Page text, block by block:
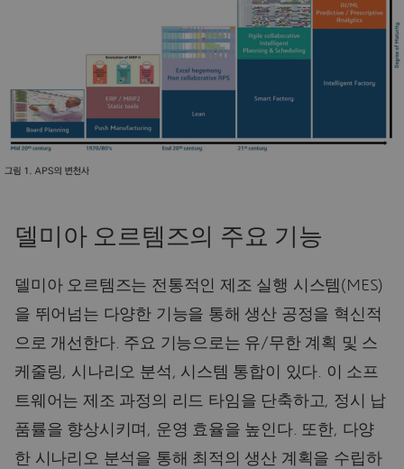
델미아 오르템즈의 주요 기능
델미아 오르템즈는 전통적인 제조 실행 시스템(MES)
을 뛰어넘는 다양한 기능을 통해 생산 공정을 혁신적
으로 개선한다. 주요 기능으로는 유/무한 계획 및 스
케줄링, 시나리오 분석, 시스템 통합이 있다. 이 소프
트웨어는 제조 과정의 리드 타임을 단축하고, 정시 납
품률을 향상시키며, 운영 효율을 높인다. 또한, 다양
한 시나리오 분석을 통해 최적의 생산 계획을 수립하